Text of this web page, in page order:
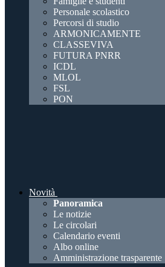
Personale scolastico
Percorsi di studio
ARMONICAMENTE
CLASSEVIVA
FUTURA PNRR
ICDL
MLOL
FSL
PON
Novità
Panoramica
Le notizie
Le circolari
Calendario eventi
Albo online
Amministrazione trasparente